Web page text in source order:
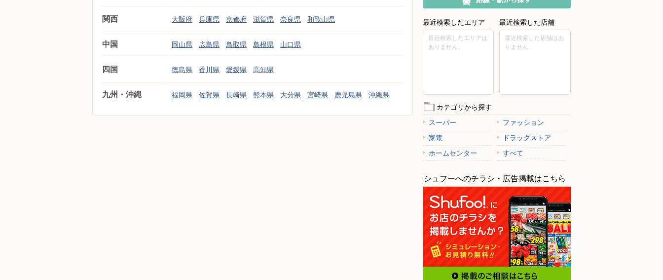
関西 大阪府 兵庫県 京都府 滋賀県 奈良県 和歌山県
中国 岡山県 広島県 鳥取県 島根県 山口県
四国 徳島県 香川県 愛媛県 高知県
九州・沖縄 福岡県 佐賀県 長崎県 熊本県 大分県 宮崎県 鹿児島県 沖縄県
最近検索したエリア
最近検索したエリアは
ありません。
最近検索した店舗
最近検索した店舗はあ
りません。
カテゴリから探す
スーパー
ファッション
家電
ドラッグストア
ホームセンター
すべて
シュフーへのチラシ・広告掲載はこちら